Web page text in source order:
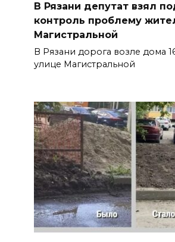
В Рязани депутат взял
контроль проблему
Магистральной
В Рязани дорога возле дома
улице Магистральной